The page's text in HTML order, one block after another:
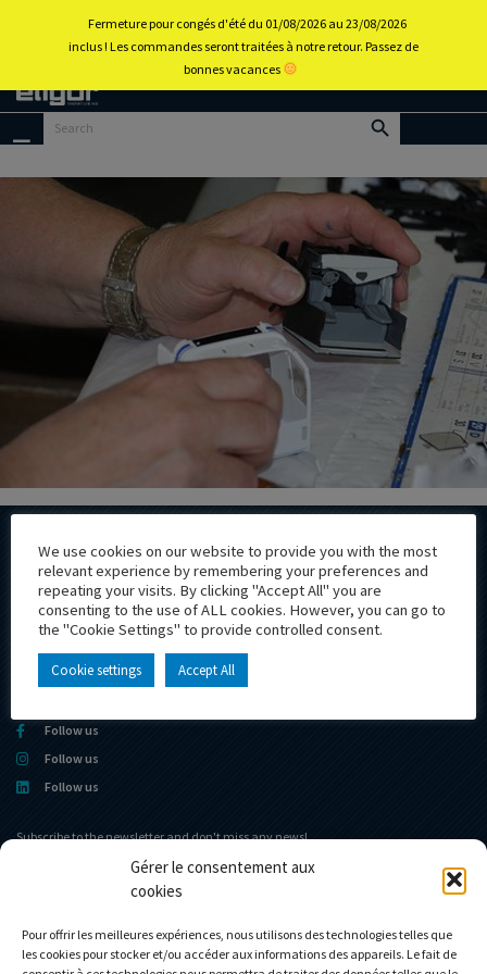
Gérer le consentement aux
cookies
Pour offrir les meilleures expériences, nous utilisons des technologies telles que
les cookies pour stocker et/ou accéder aux informations des appareils. Le fait de
Menu
Back to
home
+33 4 74 76 56 56
605 ZONE INDUSTRIELLE DE LA PLAINE
F-01580 IZERNORE
Follow us
Follow us
Follow us
Subscribe to the newsletter and don't miss any news!
Eligor club
Contact
We use cookies on our website to provide you with the most
relevant experience by remembering your preferences and
repeating your visits. By clicking "Accept All" you are
consenting to the use of ALL cookies. However, you can go to
the "Cookie Settings" to provide controlled consent.
Cookie settings Accept All
Fermeture pour congés d'été du 01/08/2026 au 23/08/2026
inclus ! Les commandes seront traitées à notre retour. Passez de
bonnes vacances